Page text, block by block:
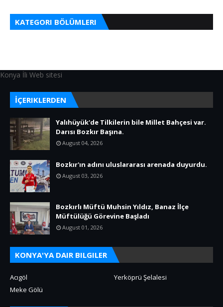
KATEGORI BÖLÜMLERI
Konya İli Web sitesi
İÇERIKLERDEN
Yalıhüyük'de Tilkilerin bile Millet Bahçesi var.
Darısı Bozkır Başına.
August 04, 2026
Bozkır'ın adını uluslararası arenada duyurdu.
August 03, 2026
Bozkırlı Müftü Muhsin Yıldız, Banaz İlçe
Müftülüğü Görevine Başladı
August 01, 2026
KONYA'YA DAIR BILGILER
Acıgöl
Yerköprü Şelalesi
Meke Gölü